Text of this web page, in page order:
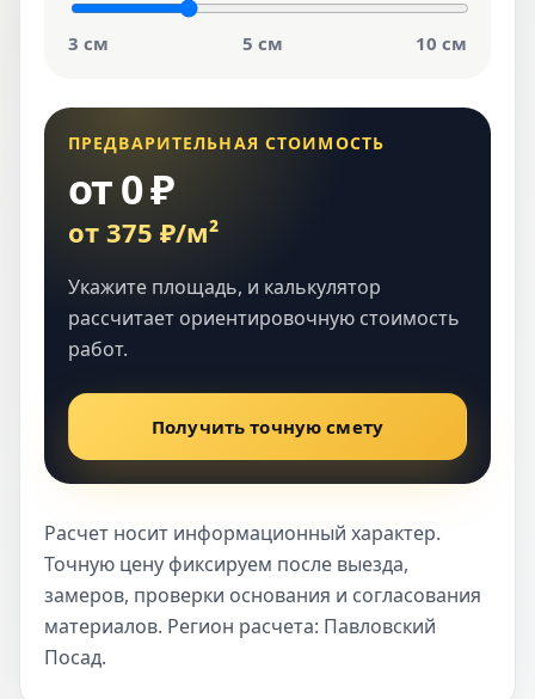
3 см 5 см 10 см
ПРЕДВАРИТЕЛЬНАЯ СТОИМОСТЬ
от 0 ₽
от 375 ₽/м²
Укажите площадь, и калькулятор
рассчитает ориентировочную стоимость
работ.
Получить точную смету
Расчет носит информационный характер.
Точную цену фиксируем после выезда,
замеров, проверки основания и согласования
материалов. Регион расчета: Павловский
Посад.